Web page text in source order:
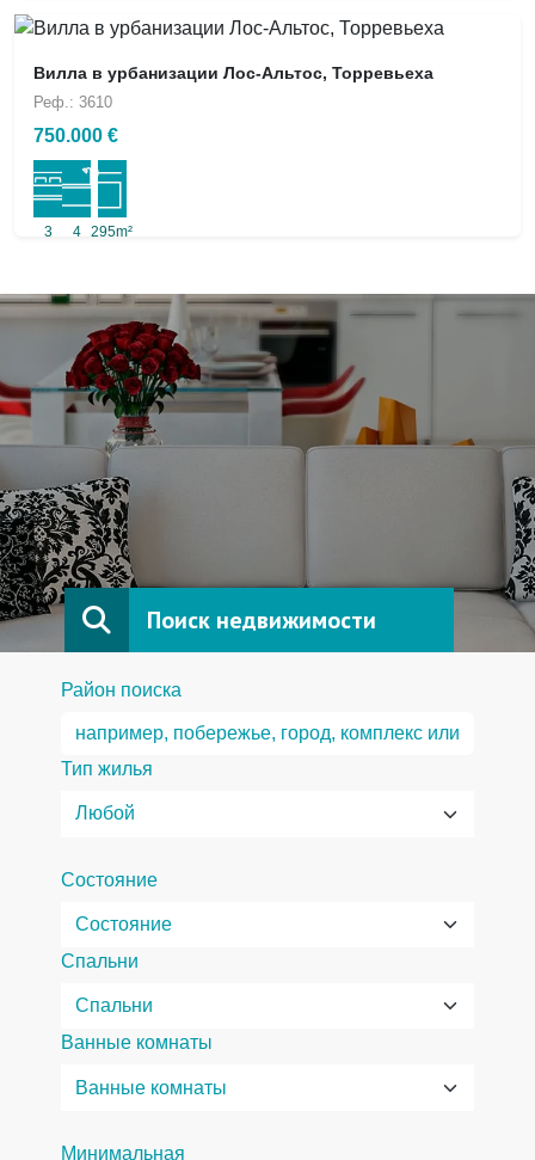
Вилла в урбанизации Лос-Альтос, Торревьеха
Реф.: 3610
750.000 €
3 4 295m²
Поиск недвижимости
Район поиска
Тип жилья
Состояние
Спальни
Ванные комнаты
Минимальная